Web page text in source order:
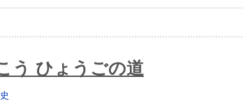
う ひょうごの道